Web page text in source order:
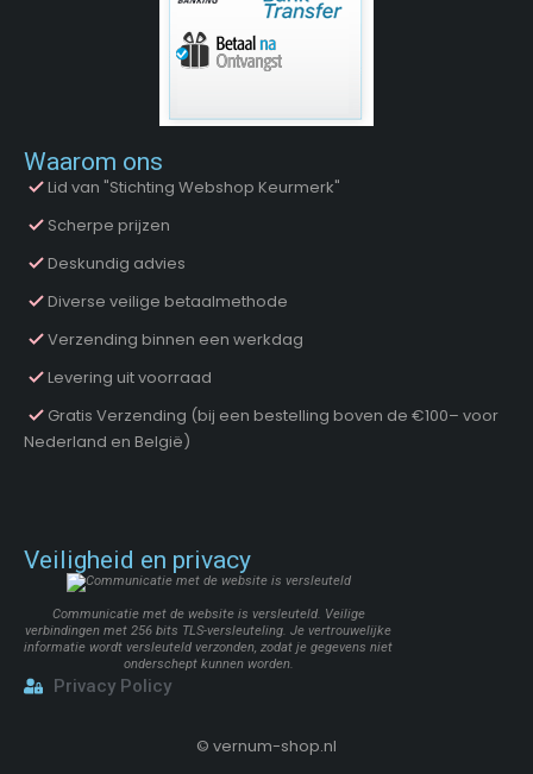
Waarom ons
Lid van "Stichting Webshop Keurmerk"
Scherpe prijzen
Deskundig advies
Diverse veilige betaalmethode
Verzending binnen een werkdag
Levering uit voorraad
Gratis Verzending (bij een bestelling boven de €100– voor
Nederland en België)
Veiligheid en privacy
Communicatie met de website is versleuteld. Veilige
verbindingen met 256 bits TLS-versleuteling. Je vertrouwelijke
informatie wordt versleuteld verzonden, zodat je gegevens niet
onderschept kunnen worden.
Privacy Policy
© vernum-shop.nl